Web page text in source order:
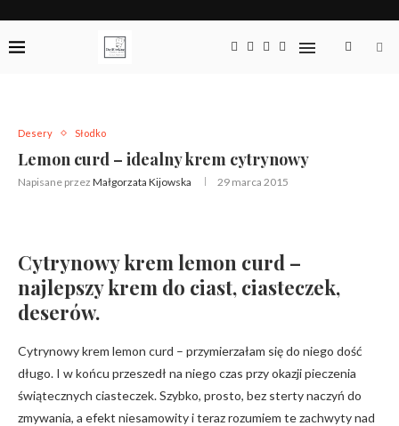
Desery Słodko
Lemon curd – idealny krem cytrynowy
Napisane przez Małgorzata Kijowska 29 marca 2015
Cytrynowy krem lemon curd –
najlepszy krem do ciast, ciasteczek,
deserów.
Cytrynowy krem lemon curd – przymierzałam się do niego dość
długo. I w końcu przeszedł na niego czas przy okazji pieczenia
świątecznych ciasteczek. Szybko, prosto, bez sterty naczyń do
zmywania, a efekt niesamowity i teraz rozumiem te zachwyty nad